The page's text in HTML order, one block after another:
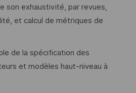
son exhaustivité, par revues,
et calcul de métriques de
de la spécification des
et modèles haut-niveau à